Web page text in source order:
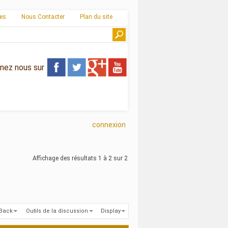
Nous Contacter Plan du site
nous sur
connexion
Affichage des résultats 1 à 2 sur 2
Outils de la discussion Display